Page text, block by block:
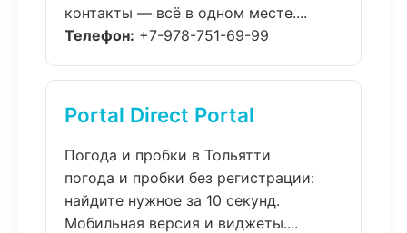
контакты — всё в одном месте....
Телефон: +7-978-751-69-99
Portal Direct Portal
Погода и пробки в Тольятти
погода и пробки без регистрации:
найдите нужное за 10 секунд.
Мобильная версия и виджеты....